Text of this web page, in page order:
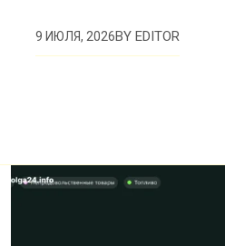
9 ИЮЛЯ, 2026BYEDITOR